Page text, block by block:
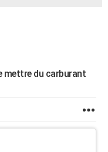
mettre du carburant